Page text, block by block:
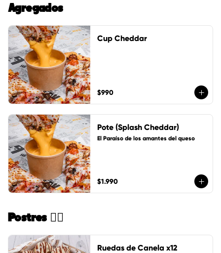
Agregados
Cup Cheddar
$990
Pote (Splash Cheddar)
El Paraíso de los amantes del queso
$1.990
Postres 🏄🏻
Ruedas de Canela x12